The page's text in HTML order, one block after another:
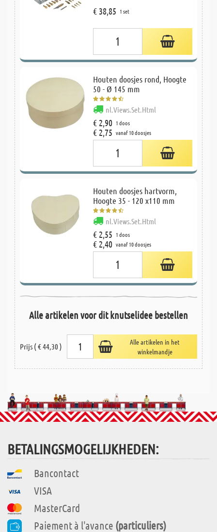
€ 38,85 1 set
Houten doosjes rond, Hoogte
50 - Ø 145 mm
nl.Views.Set.Html
€ 2,90 1 doos
€ 2,75 vanaf 10 doosjes
Houten doosjes hartvorm,
Hoogte 35 - 120 x110 mm
nl.Views.Set.Html
€ 2,55 1 doos
€ 2,40 vanaf 10 doosjes
Alle artikelen voor dit knutselidee bestellen
Prijs ( € 44,30 )
Alle artikelen in het
winkelmandje
BETALINGSMOGELIJKHEDEN:
Bancontact
VISA
MasterCard
Paiement à l'avance (particuliers)